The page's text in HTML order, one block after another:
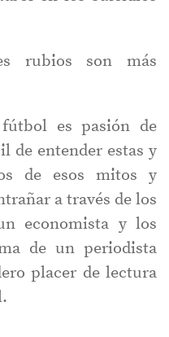
rubios son más
es pasión de
de entender estas y
de esos mitos y
a través de los
economista y los
de un periodista
placer de lectura